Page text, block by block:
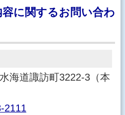
に関するお問い合わ
海道諏訪町3222-3（本
2111